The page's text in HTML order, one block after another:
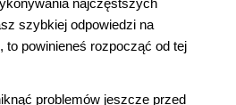
najczęstszych
szybkiej odpowiedzi na
to powinieneś rozpocząć od tej
problemów jeszcze przed